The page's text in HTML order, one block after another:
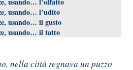
usando… l’udito
usando… il gusto
usando… il tatto
nella città regnava un puzzo